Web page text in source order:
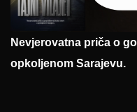
Nevjerovatna priča o
opkoljenom Sarajevu.